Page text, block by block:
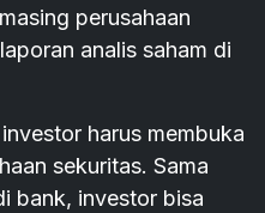
perusahaan
analis saham di
harus membuka
sekuritas. Sama
bank, investor bisa